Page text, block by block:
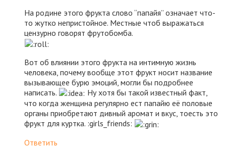
На родине этого фрукта слово “папайя” означает что-
то жутко непристойное. Местные чтоб выражаться
цензурно говорят фрутобомба.
Вот об влиянии этого фрукта на интимную жизнь
человека, почему вообще этот фрукт носит название
вызывающее бурю эмоций, могли бы подробнее
написать.
Ну хотя бы такой известный факт,
что когда женщина регулярно ест папайю её половые
органы приобретают дивный аромат и вкус, тоесть это
фрукт для куртка. :girls_friends:
Ответить